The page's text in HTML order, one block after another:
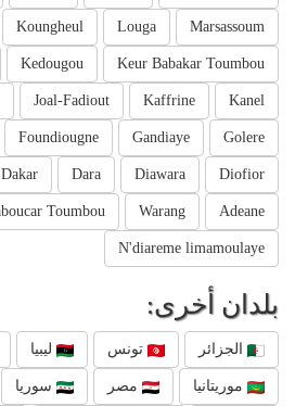
Marsassoum
Louga
Koungheul
Keur Babakar Toumbou
Kedougou
Kanel
Kaffrine
Joal-Fadiout
Golere
Gandiaye
Foundiougne
Diofior
Diawara
Dara
Dakar
Adeane
Warang
Toumbou
N'diareme limamoulaye
بلدان أخرى:
الجزائر تونس ليبيا
موريتانيا مصر سوريا